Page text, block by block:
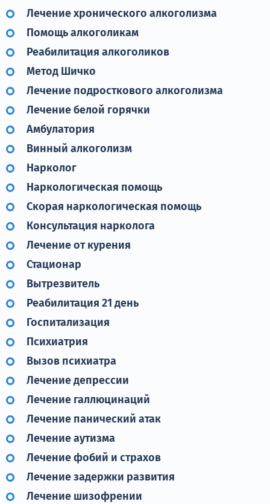
Лечение хронического алкоголизма
Помощь алкоголикам
Реабилитация алкоголиков
Метод Шичко
Лечение подросткового алкоголизма
Лечение белой горячки
Амбулатория
Винный алкоголизм
Нарколог
Наркологическая помощь
Скорая наркологическая помощь
Консультация нарколога
Лечение от курения
Стационар
Вытрезвитель
Реабилитация 21 день
Госпитализация
Психиатрия
Вызов психиатра
Лечение депрессии
Лечение галлюцинаций
Лечение панический атак
Лечение аутизма
Лечение фобий и страхов
Лечение задержки развития
Лечение шизофрении